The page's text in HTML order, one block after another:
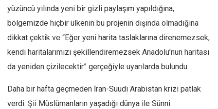
Asya
Afrika
İslam Dünyası
Amerika
yüzüncü yılında yeni bir gizli paylaşım yapıldığına,
bölgemizde hiçbir ülkenin bu projenin dışında olmadığına
dikkat çektik ve “Eğer yeni harita taslaklarına direnemezsek,
kendi haritalarımızı şekillendiremezsek Anadolu’nun haritası
da yeniden çizilecektir” gerçeğiyle uyarılarda bulundu.
Daha bir hafta geçmeden İran-Suudi Arabistan krizi patlak
verdi. Şii Müslümanların yaşadığı dünya ile Sünni